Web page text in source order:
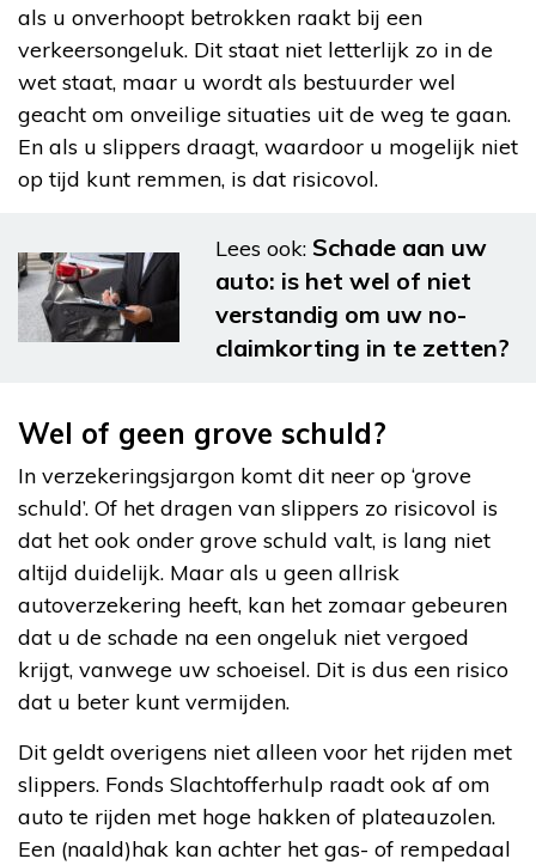
als u onverhoopt betrokken raakt bij een
verkeersongeluk. Dit staat niet letterlijk zo in de
wet staat, maar u wordt als bestuurder wel
geacht om onveilige situaties uit de weg te gaan.
En als u slippers draagt, waardoor u mogelijk niet
op tijd kunt remmen, is dat risicovol.
Lees ook: Schade aan uw
auto: is het wel of niet
verstandig om uw no-
claimkorting in te zetten?
Wel of geen grove schuld?
In verzekeringsjargon komt dit neer op ‘grove
schuld’. Of het dragen van slippers zo risicovol is
dat het ook onder grove schuld valt, is lang niet
altijd duidelijk. Maar als u geen allrisk
autoverzekering heeft, kan het zomaar gebeuren
dat u de schade na een ongeluk niet vergoed
krijgt, vanwege uw schoeisel. Dit is dus een risico
dat u beter kunt vermijden.
Dit geldt overigens niet alleen voor het rijden met
slippers. Fonds Slachtofferhulp raadt ook af om
auto te rijden met hoge hakken of plateauzolen.
Een (naald)hak kan achter het gas- of rempedaal